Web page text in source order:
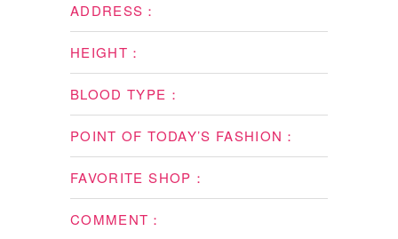
ADDRESS：
HEIGHT：
BLOOD TYPE：
POINT OF TODAY’S FASHION：
FAVORITE SHOP：
COMMENT：